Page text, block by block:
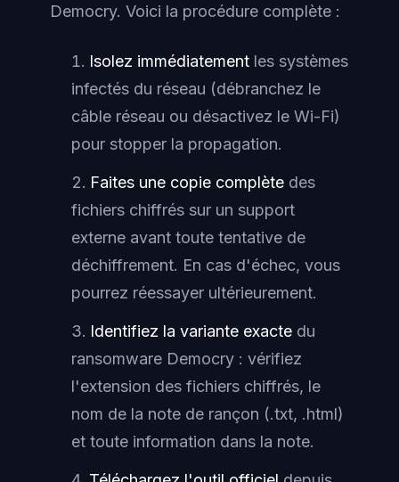
Democry. Voici la procédure complète :
Isolez immédiatement les systèmes
infectés du réseau (débranchez le
câble réseau ou désactivez le Wi-Fi)
pour stopper la propagation.
Faites une copie complète des
fichiers chiffrés sur un support
externe avant toute tentative de
déchiffrement. En cas d'échec, vous
pourrez réessayer ultérieurement.
Identifiez la variante exacte du
ransomware Democry : vérifiez
l'extension des fichiers chiffrés, le
nom de la note de rançon (.txt, .html)
et toute information dans la note.